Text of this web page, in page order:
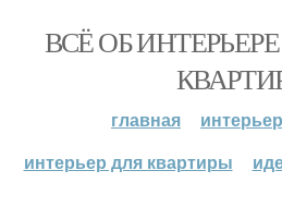
ВСЁ ОБ
главная
интерьер для квартиры